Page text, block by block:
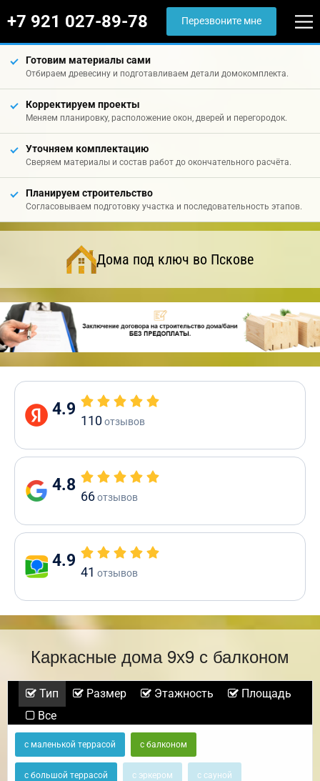
+7 921 027-89-78 Перезвоните мне
Готовим материалы сами
Отбираем древесину и подготавливаем детали домокомплекта.
Корректируем проекты
Меняем планировку, расположение окон, дверей и перегородок.
Уточняем комплектацию
Сверяем материалы и состав работ до окончательного расчёта.
Планируем строительство
Согласовываем подготовку участка и последовательность этапов.
Дома под ключ во Пскове
4.9
110отзывов
4.8
66отзывов
4.9
41 отзывов
Каркасные дома 9х9 с балконом
Тип Размер Этажность
Площадь
Все
с маленькой террасой с балконом
с большой террасой с эркером с сауной